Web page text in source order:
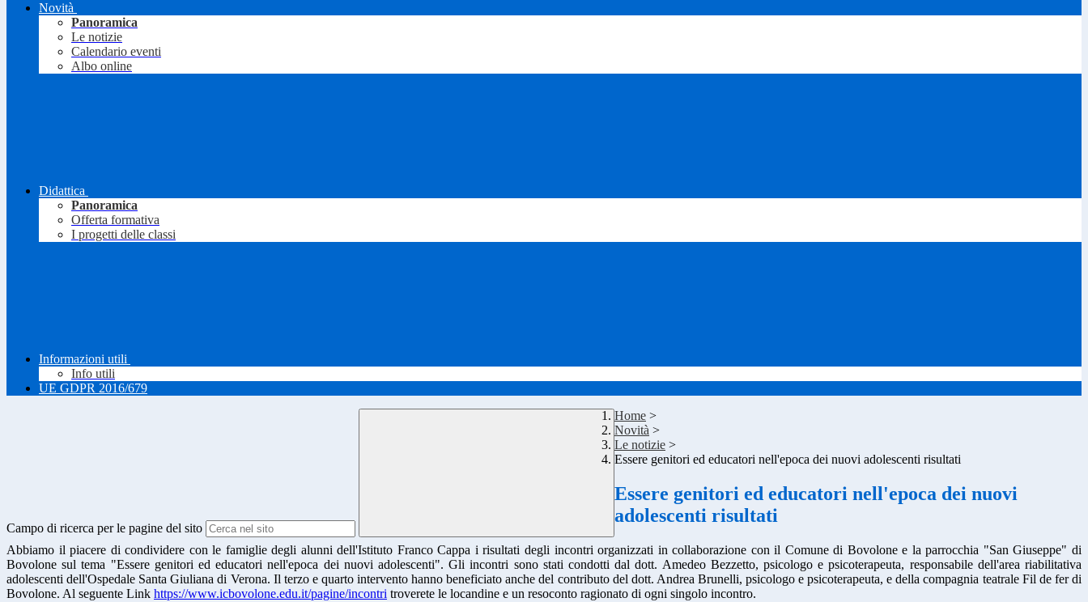
Novità
Panoramica
Le notizie
Calendario eventi
Albo online
Didattica
Panoramica
Offerta formativa
I progetti delle classi
Informazioni utili
Info utili
UE GDPR 2016/679
Campo di ricerca per le pagine del sito
Home >
Novità >
Le notizie >
Essere genitori ed educatori nell'epoca dei nuovi adolescenti risultati
Essere genitori ed educatori nell'epoca dei nuovi
adolescenti risultati
Abbiamo il piacere di condividere con le famiglie degli alunni dell'Istituto Franco Cappa i risultati degli incontri organizzati in collaborazione con il Comune di Bovolone e la parrocchia "San Giuseppe" di
Bovolone sul tema "Essere genitori ed educatori nell'epoca dei nuovi adolescenti". Gli incontri sono stati condotti dal dott. Amedeo Bezzetto, psicologo e psicoterapeuta, responsabile dell'area riabilitativa
adolescenti dell'Ospedale Santa Giuliana di Verona. Il terzo e quarto intervento hanno beneficiato anche del contributo del dott. Andrea Brunelli, psicologo e psicoterapeuta, e della compagnia teatrale Fil de fer di
Bovolone. Al seguente Link https://www.icbovolone.edu.it/pagine/incontri troverete le locandine e un resoconto ragionato di ogni singolo incontro.